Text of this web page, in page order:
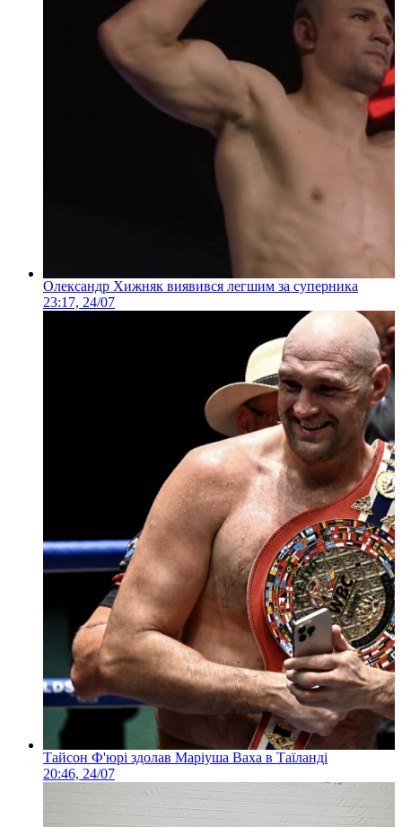
Олександр Хижняк виявився легшим за суперника
23:17, 24/07
Тайсон Ф'юрі здолав Маріуша Ваха в Таїланді
20:46, 24/07